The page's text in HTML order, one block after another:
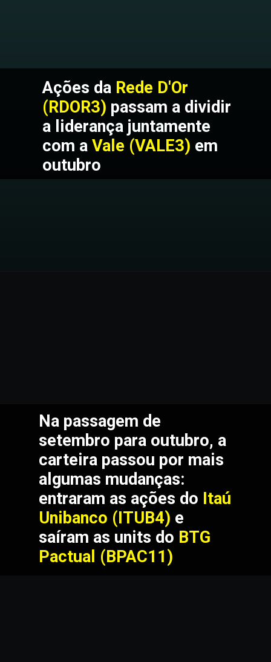
Ações da Rede D'Or
(RDOR3) passam a dividir
a liderança juntamente
com a Vale (VALE3) em
outubro
Na passagem de
setembro para outubro, a
carteira passou por mais
algumas mudanças:
entraram as ações do Itaú
Unibanco (ITUB4) e
saíram as units do BTG
Pactual (BPAC11)